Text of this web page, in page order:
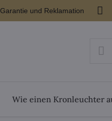
Garantie und Reklamation
Wie einen Kronleuchter